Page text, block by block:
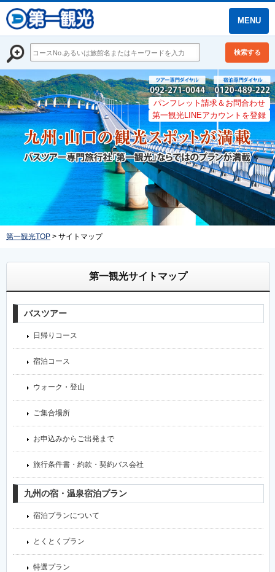
MENU
検索する
パンフレット請求＆お問合わせ
第一観光LINEアカウントを登録
第一観光TOP > サイトマップ
第一観光サイトマップ
バスツアー
日帰りコース
宿泊コース
ウォーク・登山
ご集合場所
お申込みからご出発まで
旅行条件書・約款・契約バス会社
九州の宿・温泉宿泊プラン
宿泊プランについて
とくとくプラン
特選プラン